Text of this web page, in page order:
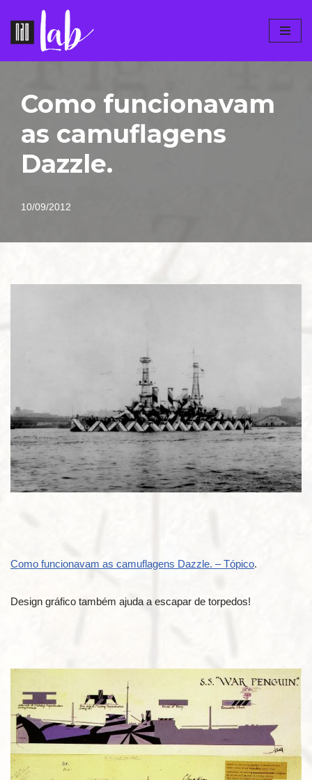
Pular
Como funcionavam
as camuflagens
Dazzle.
10/09/2012
Como funcionavam as camuflagens Dazzle. – Tópico.
Design gráfico também ajuda a escapar de torpedos!